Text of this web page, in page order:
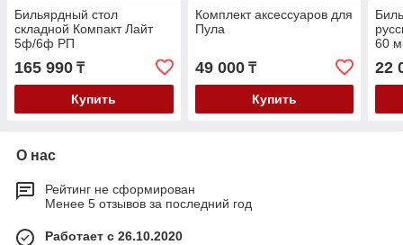
Бильярдный стол
складной Компакт Лайт
5ф/6ф РП
165 990 ₸
Купить
Комплект аксессуаров для
Пула
49 000₸
Купить
60
22
О нас
Рейтинг не сформирован
Менее 5 отзывов за последний год
Работает с 26.10.2020